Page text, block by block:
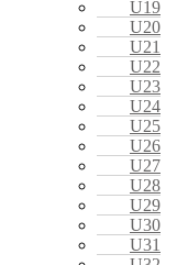
U19
U20
U21
U22
U23
U24
U25
U26
U27
U28
U29
U30
U31